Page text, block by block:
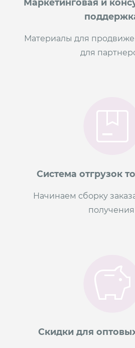
Материалы для
для
Система отгрузок
Начинаем сборку
получения
Скидки для